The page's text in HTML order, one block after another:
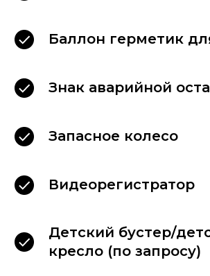
Баллон герметик
Знак аварийной
Запасное колесо
Видеорегистратор
Детский бустер/
кресло (по запросу)
Связаться
с директором